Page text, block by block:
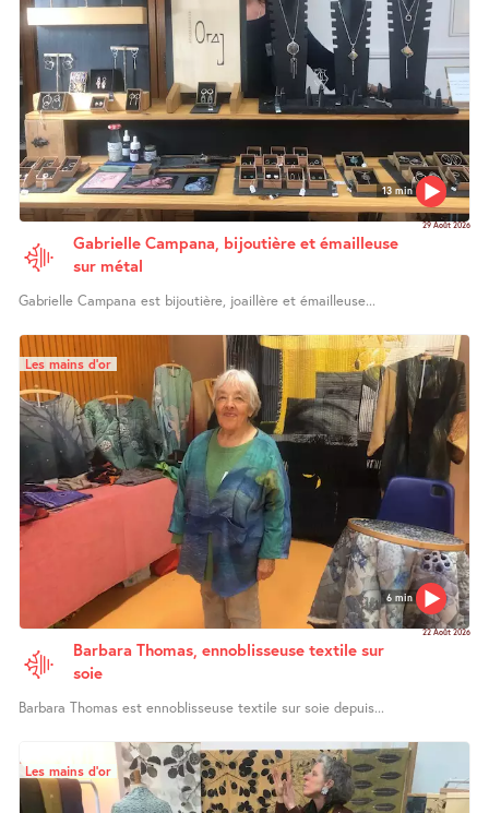
13 min
29 Août 2026
Gabrielle Campana, bijoutière et émailleuse
sur métal
Gabrielle Campana est bijoutière, joaillère et émailleuse...
6 min
Les mains d’or
22 Août 2026
Barbara Thomas, ennoblisseuse textile sur
soie
Barbara Thomas est ennoblisseuse textile sur soie depuis...
Les mains d’or